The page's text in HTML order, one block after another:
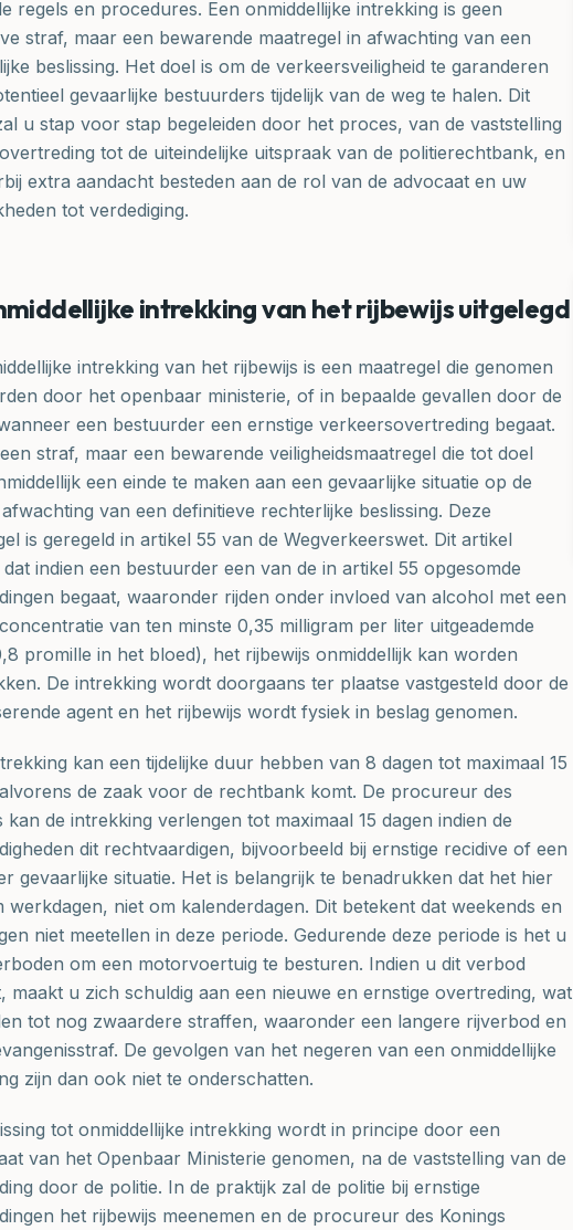
regels en procedures. Een onmiddellijke intrekking is geen
straf, maar een bewarende maatregel in afwachting van een
beslissing. Het doel is om de verkeersveiligheid te garanderen
gevaarlijke bestuurders tijdelijk van de weg te halen. Dit
u stap voor stap begeleiden door het proces, van de vaststelling
tot de uiteindelijke uitspraak van de politierechtbank, en
extra aandacht besteden aan de rol van de advocaat en uw
tot verdediging.
intrekking van het rijbewijs uitgelegd
intrekking van het rijbewijs is een maatregel die genomen
door het openbaar ministerie, of in bepaalde gevallen door de
een bestuurder een ernstige verkeersovertreding begaat.
straf, maar een bewarende veiligheidsmaatregel die tot doel
een einde te maken aan een gevaarlijke situatie op de
van een definitieve rechterlijke beslissing. Deze
is geregeld in artikel 55 van de Wegverkeerswet. Dit artikel
indien een bestuurder een van de in artikel 55 opgesomde
begaat, waaronder rijden onder invloed van alcohol met een
van ten minste 0,35 milligram per liter uitgeademde
promille in het bloed), het rijbewijs onmiddellijk kan worden
De intrekking wordt doorgaans ter plaatse vastgesteld door de
agent en het rijbewijs wordt fysiek in beslag genomen.
kan een tijdelijke duur hebben van 8 dagen tot maximaal 15
de zaak voor de rechtbank komt. De procureur des
kan de intrekking verlengen tot maximaal 15 dagen indien de
dit rechtvaardigen, bijvoorbeeld bij ernstige recidive of een
gevaarlijke situatie. Het is belangrijk te benadrukken dat het hier
werkdagen, niet om kalenderdagen. Dit betekent dat weekends en
niet meetellen in deze periode. Gedurende deze periode is het u
om een motorvoertuig te besturen. Indien u dit verbod
maakt u zich schuldig aan een nieuwe en ernstige overtreding, wat
tot nog zwaardere straffen, waaronder een langere rijverbod en
De gevolgen van het negeren van een onmiddellijke
zijn dan ook niet te onderschatten.
tot onmiddellijke intrekking wordt in principe door een
van het Openbaar Ministerie genomen, na de vaststelling van de
door de politie. In de praktijk zal de politie bij ernstige
het rijbewijs meenemen en de procureur des Konings